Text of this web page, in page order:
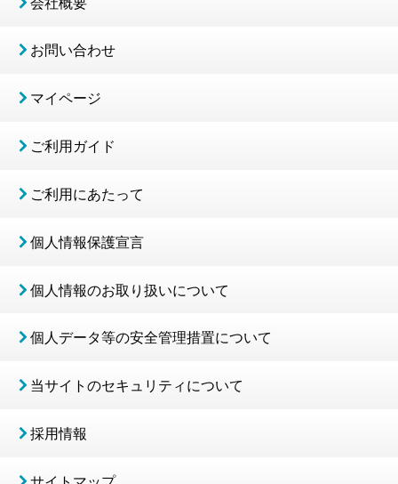
お問い合わせ
マイページ
ご利用ガイド
ご利用にあたって
個人情報保護宣言
個人情報のお取り扱いについて
個人データ等の安全管理措置について
当サイトのセキュリティについて
採用情報